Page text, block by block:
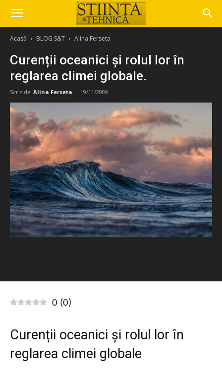
Acasă BLOG S&T Alina Ferseta
Curenții oceanici și rolul lor în
reglarea climei globale.
Scris de Alina Ferseta - 19/11/2009
0 (0)
Curenții oceanici și rolul lor în
reglarea climei globale